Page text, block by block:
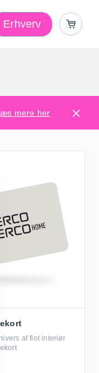
Erhverv
mere her
af flot interiør